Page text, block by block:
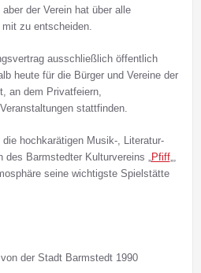
der Verein hat über alle
zu entscheiden.
ausschließlich öffentlich
heute für die Bürger und Vereine der
an dem Privatfeiern,
stattfinden.
hochkarätigen Musik-, Literatur-
Barmstedter Kulturvereins „
Pfiff„,
seine wichtigste Spielstätte
der Stadt Barmstedt 1990